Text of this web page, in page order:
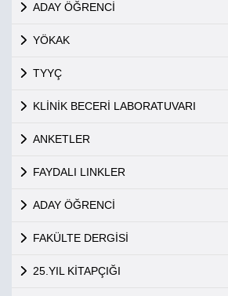
ADAY ÖĞRENCİ
YÖKAK
TYYÇ
KLİNİK BECERİ LABORATUVARI
ANKETLER
FAYDALI LINKLER
ADAY ÖĞRENCİ
FAKÜLTE DERGİSİ
25.YIL KİTAPÇIĞI